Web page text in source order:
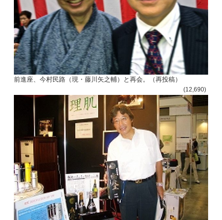
前進座、今村民路（現・藤川矢之輔）と再会。（再投稿）
(12,690)